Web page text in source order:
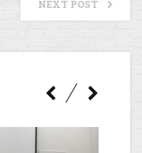
NEXT POST